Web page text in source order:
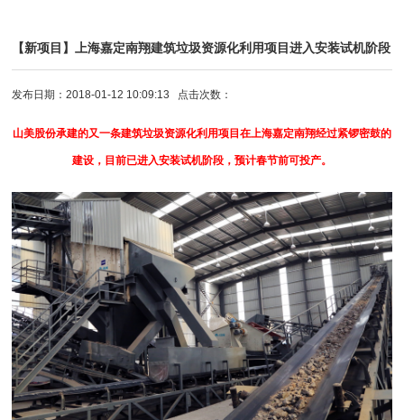
【新项目】上海嘉定南翔建筑垃圾资源化利用项目进入安装试机阶段
发布日期：2018-01-12 10:09:13 点击次数：
山美股份承建的又一条建筑垃圾资源化利用项目在上海嘉定南翔经过紧锣密鼓的
建设，目前已进入安装试机阶段，预计春节前可投产。